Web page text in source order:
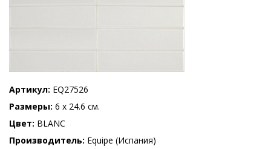
Артикул EQ27526
Размеры 6 x 24.6 см.
Цвет BLANC
Производитель Equipe (Испания)